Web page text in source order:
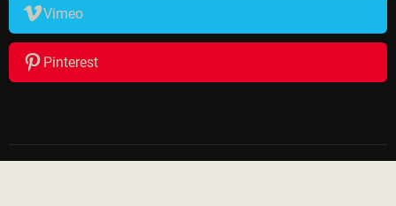
Vimeo
Pinterest